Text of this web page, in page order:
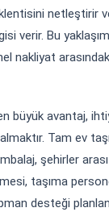
netleştirir
verir. Bu
nakliyat
büyük avantaj,
Tam ev
şehirler
taşıma
desteği